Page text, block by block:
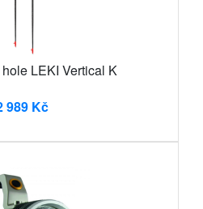
LEKI Vertical K
989 Kč